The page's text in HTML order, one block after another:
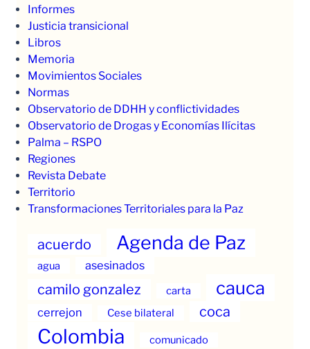
Informes
Justicia transicional
Libros
Memoria
Movimientos Sociales
Normas
Observatorio de DDHH y conflictividades
Observatorio de Drogas y Economías Ilícitas
Palma – RSPO
Regiones
Revista Debate
Territorio
Transformaciones Territoriales para la Paz
acuerdo Agenda de Paz
agua asesinados
camilo gonzalez carta cauca
cerrejon Cese bilateral coca
Colombia comunicado